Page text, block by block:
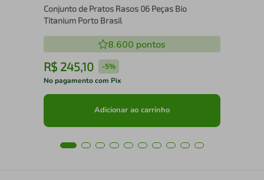
Conjunto de Pratos Rasos 06 Peças Bio
Titanium Porto Brasil
8.600 pontos
R$ 245,10 -5%
No pagamento com Pix
Adicionar ao carrinho